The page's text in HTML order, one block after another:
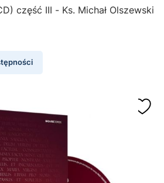
część III - Ks. Michał Olszewski